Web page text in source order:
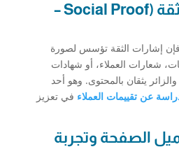
تضمين عناصر الثقة (Social Proof –
إشارات الثقة تؤسس لصورة
شعارات العملاء، أو شهادات
يثقان بالمحتوى. وهو أحد
عن تقييمات العملاء في تعزيز
الصفحة وتجربة